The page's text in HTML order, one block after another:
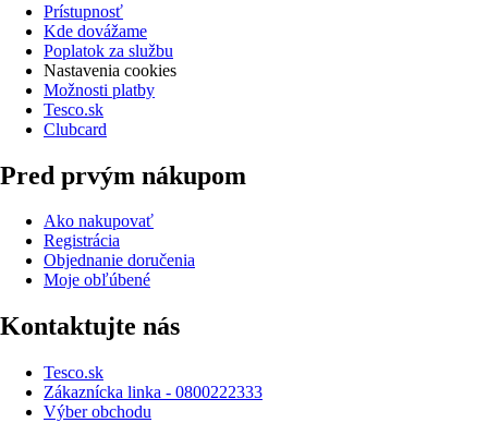
Prístupnosť
Kde dovážame
Poplatok za službu
Nastavenia cookies
Možnosti platby
Tesco.sk
Clubcard
Pred prvým nákupom
Ako nakupovať
Registrácia
Objednanie doručenia
Moje obľúbené
Kontaktujte nás
Tesco.sk
Zákaznícka linka - 0800222333
Výber obchodu